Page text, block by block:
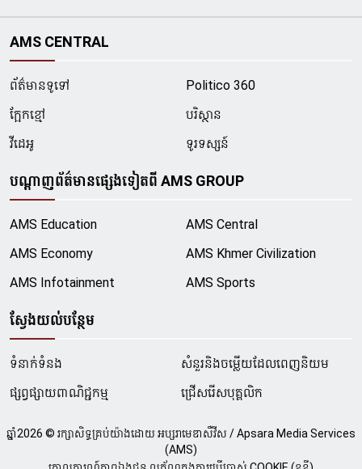
AMS CENTRAL
ព័ត៌មានទូទៅ
Politico 360
ក្អែកខ្មៅ
បរិស្ថាន
វីដេអូ
ទូរទស្សន៍
បណ្ដាញព័ត៌មានផ្សេងទៀតពី AMS GROUP
AMS Education
AMS Central
AMS Economy
AMS Khmer Civilization
AMS Infotainment
AMS Sports
ស្វែងយល់បន្ថែម
ទំនាក់ទំនង
សំនួរនិងចម្លើយដែលពេញនិយម
ផ្សព្វផ្សាយពាណិជ្ជកម្ម
ជ្រើសរើសបុគ្គលិក
ឆ្នាំ2026 © រក្សាសិទ្ធគ្រប់យ៉ាងដោយ អប្សរាមេឌាសឺវីស / Apsara Media Services
(AMS)